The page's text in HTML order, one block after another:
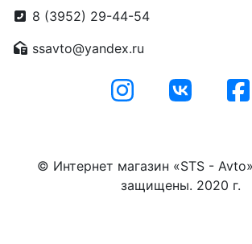
8 (3952) 29-44-54
ssavto@yandex.ru
© Интернет магазин «STS -
защищены. 2020 г.